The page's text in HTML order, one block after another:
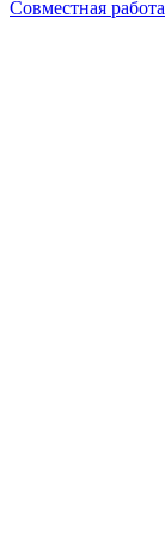
Совместная работа